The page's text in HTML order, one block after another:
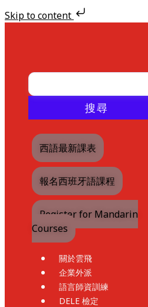
Skip to content
搜尋
西語最新課表
報名西班牙語課程
Register for Mandarin
Courses
關於雲飛
企業外派
語言師資訓練
DELE 檢定